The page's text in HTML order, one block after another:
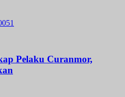
Pelaku Curanmor,